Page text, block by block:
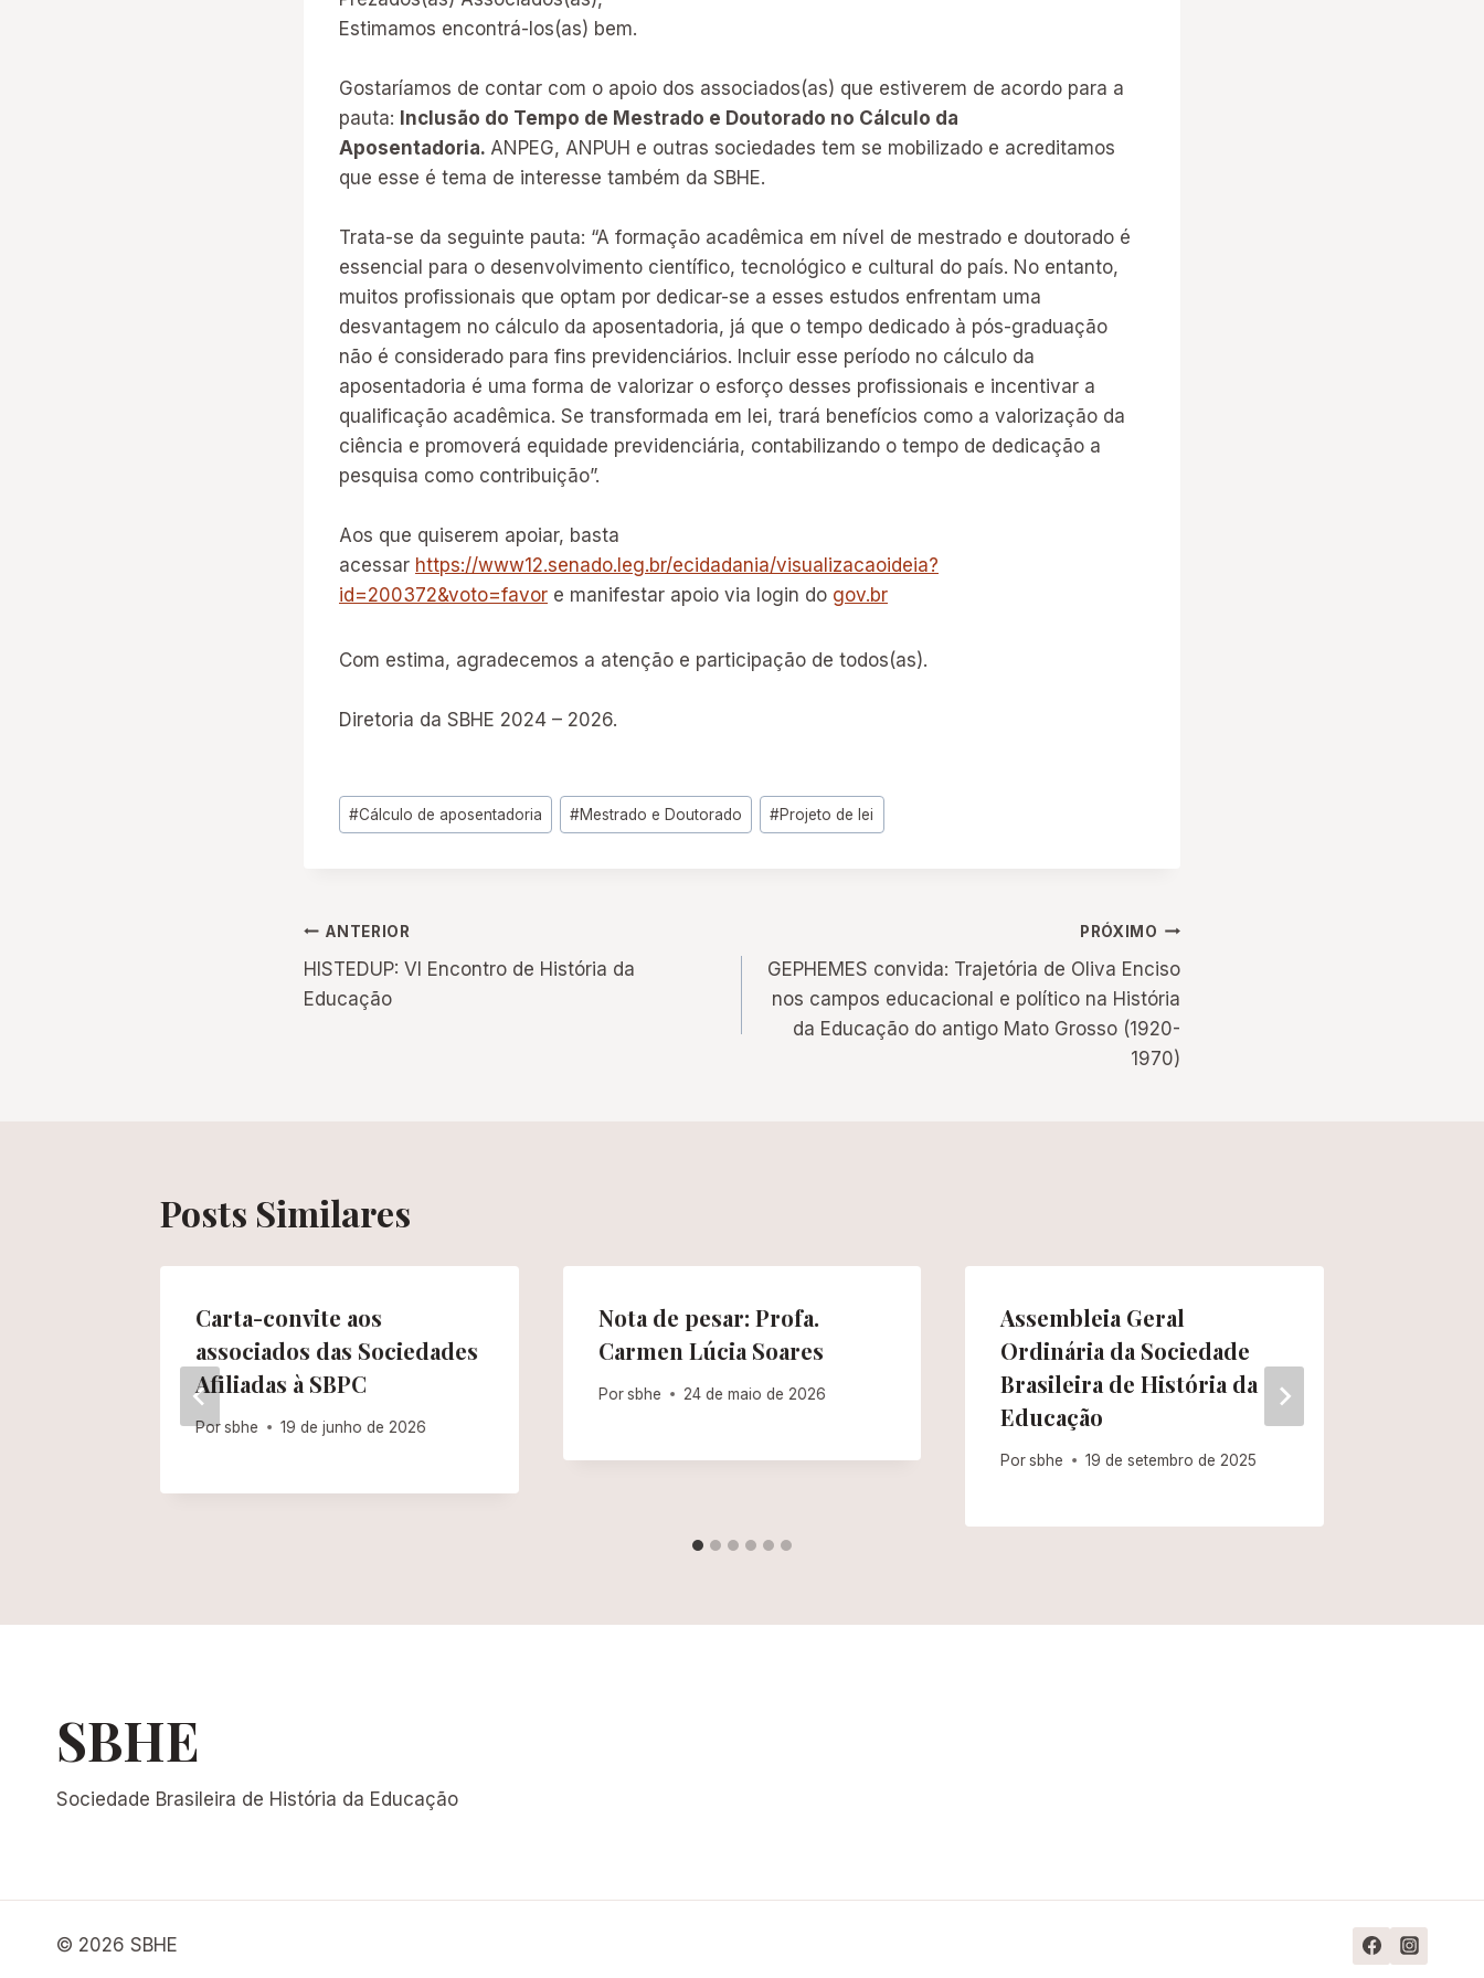
Estimamos encontrá-los(as) bem.
Gostaríamos de contar com o apoio dos associados(as) que estiverem de acordo para a
pauta: Inclusão do Tempo de Mestrado e Doutorado no Cálculo da
Aposentadoria. ANPEG, ANPUH e outras sociedades tem se mobilizado e acreditamos
que esse é tema de interesse também da SBHE.
Trata-se da seguinte pauta: “A formação acadêmica em nível de mestrado e doutorado é
essencial para o desenvolvimento científico, tecnológico e cultural do país. No entanto,
muitos profissionais que optam por dedicar-se a esses estudos enfrentam uma
desvantagem no cálculo da aposentadoria, já que o tempo dedicado à pós-graduação
não é considerado para fins previdenciários. Incluir esse período no cálculo da
aposentadoria é uma forma de valorizar o esforço desses profissionais e incentivar a
qualificação acadêmica. Se transformada em lei, trará benefícios como a valorização da
ciência e promoverá equidade previdenciária, contabilizando o tempo de dedicação a
pesquisa como contribuição”.
Aos que quiserem apoiar, basta
acessar https://www12.senado.leg.br/ecidadania/visualizacaoideia?
id=200372&voto=favor e manifestar apoio via login do gov.br
Com estima, agradecemos a atenção e participação de todos(as).
Diretoria da SBHE 2024 – 2026.
Tags
do
#Cálculo de aposentadoria #Mestrado e Doutorado #Projeto de lei
Navegação
de
ANTERIOR
HISTEDUP: VI Encontro de História da
Educação
PRÓXIMO
GEPHEMES convida: Trajetória de Oliva Enciso
nos campos educacional e político na História
da Educação do antigo Mato Grosso (1920-
1970)
Posts Similares
Carta-convite aos
associados das Sociedades
Afiliadas à SBPC
Porsbhe 19 de junho de 2026
Nota de pesar: Profa.
Carmen Lúcia Soares
Por sbhe 24 de maio de 2026
Assembleia Geral
Ordinária da Sociedade
Brasileira de História da
Educação
Por sbhe 19 de setembro de 2025
SBHE
Sociedade Brasileira de História da Educação
© 2026 SBHE